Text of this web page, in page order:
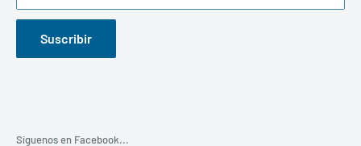
Gracias por visitar este portal y ser parte de la familia
"COLON ZAYAS CORP."
Suscribir
Síguenos en Facebook...